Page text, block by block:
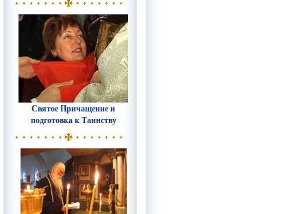
Святое Причащение и
подготовка к Таинству